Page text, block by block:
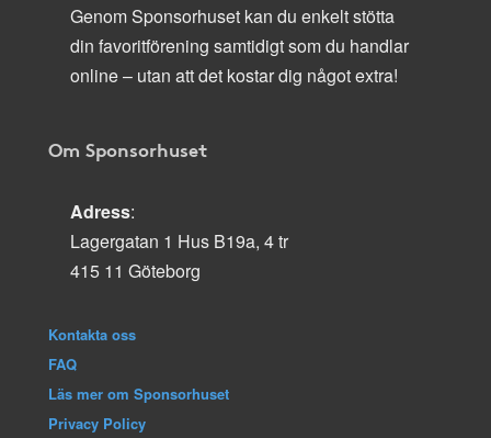
Genom Sponsorhuset kan du enkelt stötta
din favoritförening samtidigt som du handlar
online – utan att det kostar dig något extra!
Om Sponsorhuset
Adress:
Lagergatan 1 Hus B19a, 4 tr
415 11 Göteborg
Kontakta oss
FAQ
Läs mer om Sponsorhuset
Privacy Policy